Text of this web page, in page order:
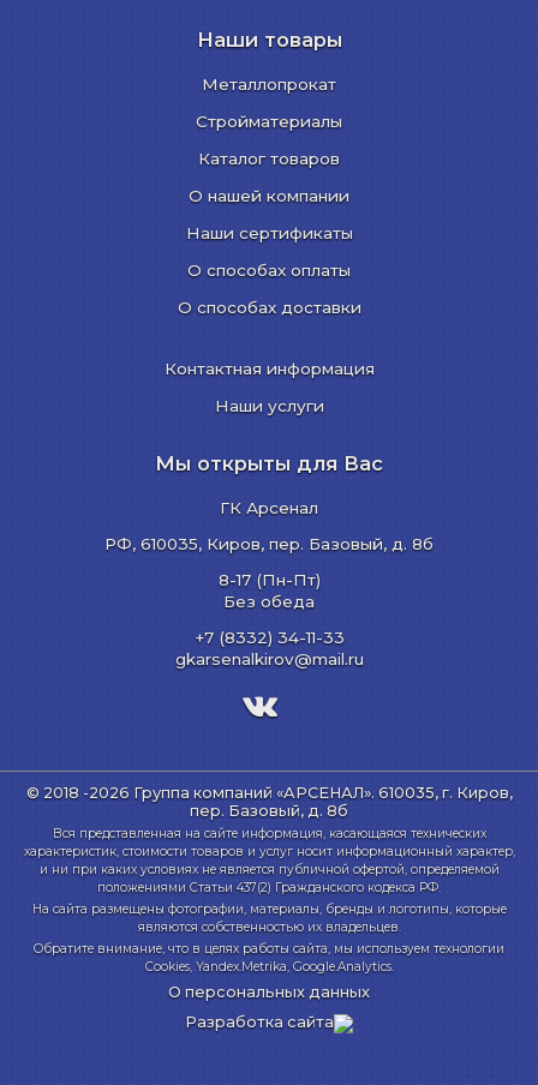
Наши товары
Металлопрокат
Стройматериалы
Каталог товаров
О нашей компании
Наши сертификаты
О способах оплаты
О способах доставки
Контактная информация
Наши услуги
Мы открыты для Вас
ГК Арсенал
РФ, 610035, Киров, пер. Базовый, д. 8б
8-17 (Пн-Пт)
Без обеда
+7 (8332) 34-11-33
gkarsenalkirov@mail.ru
© 2018 -2026 Группа компаний «АРСЕНАЛ». 610035, г. Киров,
пер. Базовый, д. 8б
Вся представленная на сайте информация, касающаяся технических
характеристик, стоимости товаров и услуг носит информационный характер,
и ни при каких условиях не является публичной офертой, определяемой
положениями Статьи 437(2) Гражданского кодекса РФ.
На сайта размещены фотографии, материалы, бренды и логотипы, которые
являются собственностью их владельцев.
Обратите внимание, что в целях работы сайта, мы используем технологии
Cookies, Yandex.Metrika, Google.Analytics.
О персональных данных
Разработка сайта